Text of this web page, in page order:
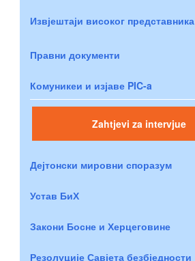
Извјештаји високог представника
Правни документи
Комуникеи и изјаве PIC-a
Zahtjevi za intervjue
Дејтонски мировни споразум
Устав БиХ
Закони Босне и Херцеговине
Резолуције Савјета безбједности